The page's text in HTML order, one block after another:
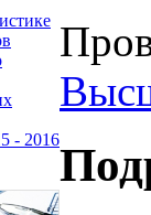
- 2016